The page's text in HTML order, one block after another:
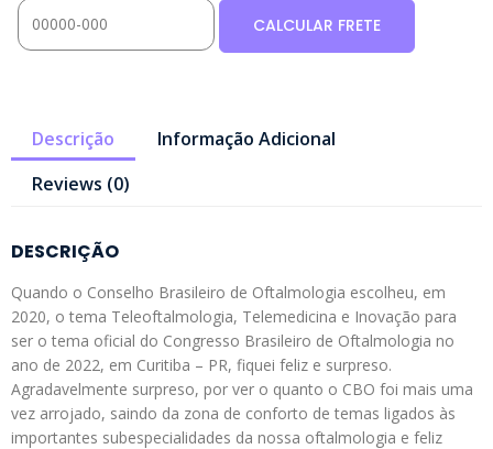
Descrição
Informação Adicional
Reviews (0)
DESCRIÇÃO
Quando o Conselho Brasileiro de Oftalmologia escolheu, em
2020, o tema Teleoftalmologia, Telemedicina e Inovação para
ser o tema oficial do Congresso Brasileiro de Oftalmologia no
ano de 2022, em Curitiba – PR, fiquei feliz e surpreso.
Agradavelmente surpreso, por ver o quanto o CBO foi mais uma
vez arrojado, saindo da zona de conforto de temas ligados às
importantes subespecialidades da nossa oftalmologia e feliz